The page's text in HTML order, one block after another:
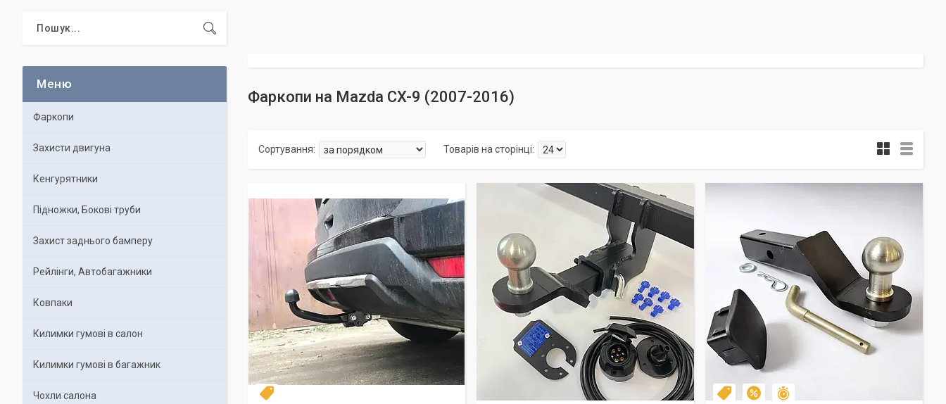
Фаркопи на Mazda CX-9 (2007-2016)
Готово до відправки!
–20%
Фаркопи
Захисти двигуна
Кенгурятники
Підножки, Бокові труби
Захист заднього бамперу
Рейлінги, Автобагажники
Ковпаки
Килимки гумові в салон
Килимки гумові в багажник
Чохли салона